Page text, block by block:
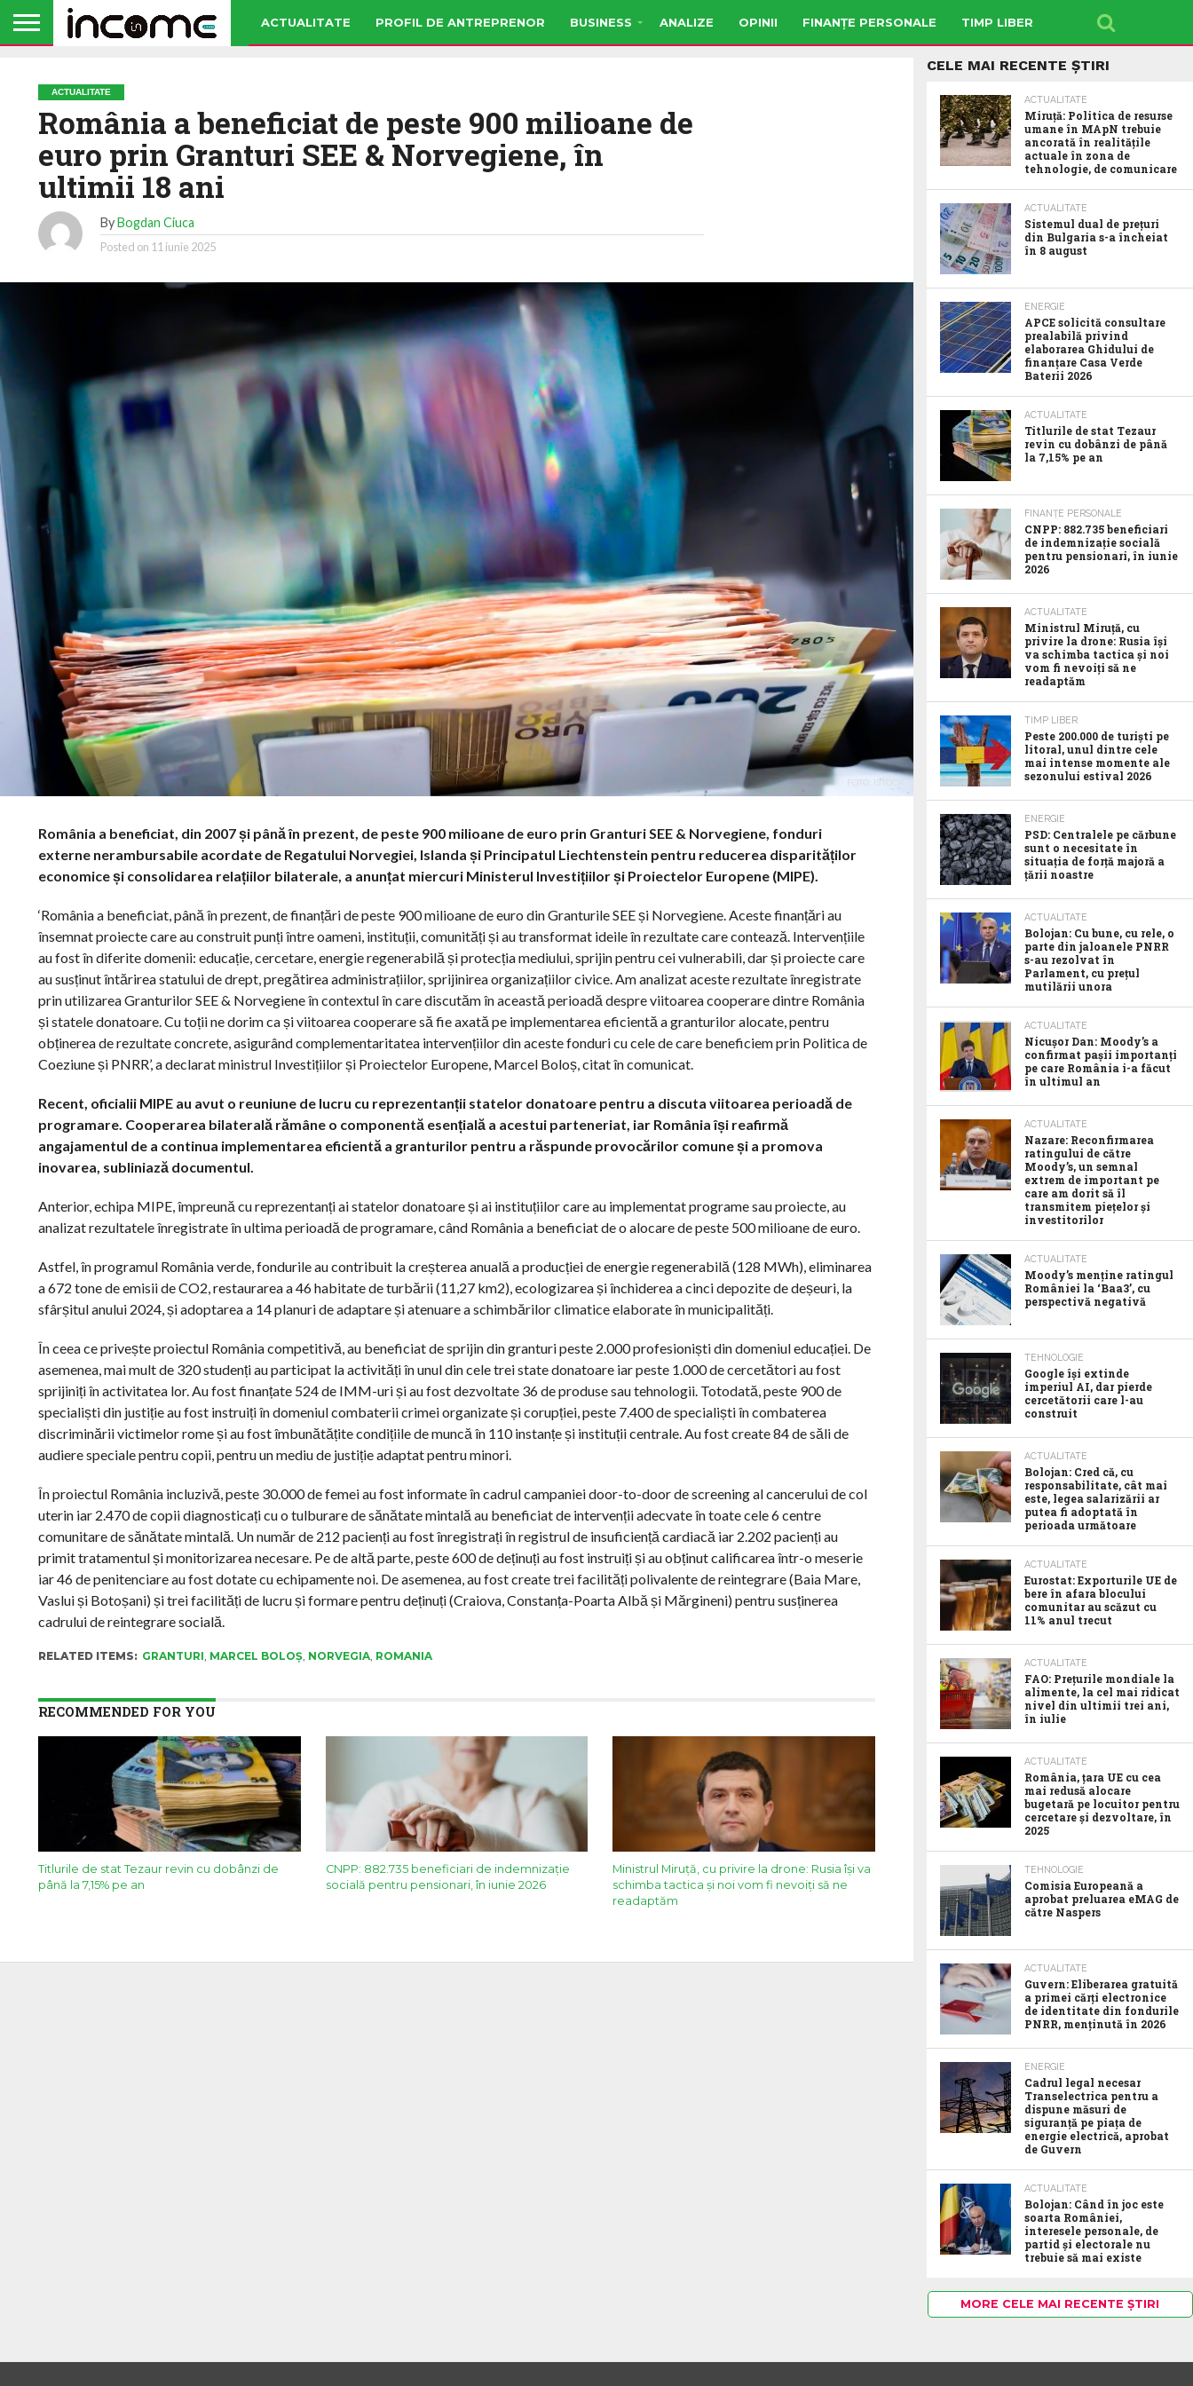
ACTUALITATE PROFIL DE ANTREPRENOR BUSINESS ANALIZE OPINII FINANȚE PERSONALE TIMP LIBER
ACTUALITATE
România a beneficiat de peste 900 milioane de
euro prin Granturi SEE & Norvegiene, în
ultimii 18 ani
ByBogdan Ciuca
Posted on 11 iunie 2025
FOTO: ISTOCK
România a beneficiat, din 2007 și până în prezent, de peste 900 milioane de euro prin Granturi SEE & Norvegiene, fonduri
externe nerambursabile acordate de Regatului Norvegiei, Islanda și Principatul Liechtenstein pentru reducerea disparităților
economice și consolidarea relațiilor bilaterale, a anunțat miercuri Ministerul Investițiilor și Proiectelor Europene (MIPE).
‘România a beneficiat, până în prezent, de finanțări de peste 900 milioane de euro din Granturile SEE și Norvegiene. Aceste finanțări au
însemnat proiecte care au construit punți între oameni, instituții, comunități și au transformat ideile în rezultate care contează. Intervențiile
au fost în diferite domenii: educație, cercetare, energie regenerabilă și protecția mediului, sprijin pentru cei vulnerabili, dar și proiecte care
au susținut întărirea statului de drept, pregătirea administrațiilor, sprijinirea organizațiilor civice. Am analizat aceste rezultate înregistrate
prin utilizarea Granturilor SEE & Norvegiene în contextul în care discutăm în această perioadă despre viitoarea cooperare dintre România
și statele donatoare. Cu toții ne dorim ca și viitoarea cooperare să fie axată pe implementarea eficientă a granturilor alocate, pentru
obținerea de rezultate concrete, asigurând complementaritatea intervențiilor din aceste fonduri cu cele de care beneficiem prin Politica de
Coeziune și PNRR’, a declarat ministrul Investițiilor și Proiectelor Europene, Marcel Boloș, citat în comunicat.
Recent, oficialii MIPE au avut o reuniune de lucru cu reprezentanții statelor donatoare pentru a discuta viitoarea perioadă de
programare. Cooperarea bilaterală rămâne o componentă esențială a acestui parteneriat, iar România își reafirmă
angajamentul de a continua implementarea eficientă a granturilor pentru a răspunde provocărilor comune și a promova
inovarea, subliniază documentul.
Anterior, echipa MIPE, împreună cu reprezentanți ai statelor donatoare și ai instituțiilor care au implementat programe sau proiecte, au
analizat rezultatele înregistrate în ultima perioadă de programare, când România a beneficiat de o alocare de peste 500 milioane de euro.
Astfel, în programul România verde, fondurile au contribuit la creșterea anuală a producției de energie regenerabilă (128 MWh), eliminarea
a 672 tone de emisii de CO2, restaurarea a 46 habitate de turbării (11,27 km2), ecologizarea și închiderea a cinci depozite de deșeuri, la
sfârșitul anului 2024, și adoptarea a 14 planuri de adaptare și atenuare a schimbărilor climatice elaborate în municipalități.
În ceea ce privește proiectul România competitivă, au beneficiat de sprijin din granturi peste 2.000 profesioniști din domeniul educației. De
asemenea, mai mult de 320 studenți au participat la activități în unul din cele trei state donatoare iar peste 1.000 de cercetători au fost
sprijiniți în activitatea lor. Au fost finanțate 524 de IMM-uri și au fost dezvoltate 36 de produse sau tehnologii. Totodată, peste 900 de
specialiști din justiție au fost instruiți în domeniul combaterii crimei organizate și corupției, peste 7.400 de specialiști în combaterea
discriminării victimelor rome și au fost îmbunătățite condițiile de muncă în 110 instanțe și instituții centrale. Au fost create 84 de săli de
audiere speciale pentru copii, pentru un mediu de justiție adaptat pentru minori.
În proiectul România incluzivă, peste 30.000 de femei au fost informate în cadrul campaniei door-to-door de screening al cancerului de col
uterin iar 2.470 de copii diagnosticați cu o tulburare de sănătate mintală au beneficiat de intervenții adecvate în toate cele 6 centre
comunitare de sănătate mintală. Un număr de 212 pacienți au fost înregistrați în registrul de insuficiență cardiacă iar 2.202 pacienți au
primit tratamentul și monitorizarea necesare. Pe de altă parte, peste 600 de deținuți au fost instruiți și au obținut calificarea într-o meserie
iar 46 de penitenciare au fost dotate cu echipamente noi. De asemenea, au fost create trei facilități polivalente de reintegrare (Baia Mare,
Vaslui și Botoșani) și trei facilități de lucru și formare pentru deținuți (Craiova, Constanța-Poarta Albă și Mărgineni) pentru susținerea
cadrului de reintegrare socială.
RELATED ITEMS: GRANTURI MARCEL BOLOȘ, NORVEGIA, ROMANIA
RECOMMENDED FOR YOU
Titlurile de stat Tezaur revin cu dobânzi de
până la 7,15% pe an
CNPP: 882.735 beneficiari de indemnizație
socială pentru pensionari, în iunie 2026
Ministrul Miruță, cu privire la drone: Rusia își va
schimba tactica și noi vom fi nevoiți să ne
readaptăm
CELE MAI RECENTE ȘTIRI
ACTUALITATE
Miruță: Politica de resurse
umane în MApN trebuie
ancorată în realitățile
actuale în zona de
tehnologie, de comunicare
ACTUALITATE
Sistemul dual de prețuri
din Bulgaria s-a încheiat
în 8 august
ENERGIE
APCE solicită consultare
prealabilă privind
elaborarea Ghidului de
finanțare Casa Verde
Baterii 2026
ACTUALITATE
Titlurile de stat Tezaur
revin cu dobânzi de până
la 7,15% pe an
FINANȚE PERSONALE
CNPP: 882.735 beneficiari
de indemnizație socială
pentru pensionari, în iunie
2026
ACTUALITATE
Ministrul Miruță, cu
privire la drone: Rusia își
va schimba tactica și noi
vom fi nevoiți să ne
readaptăm
TIMP LIBER
Peste 200.000 de turiști pe
litoral, unul dintre cele
mai intense momente ale
sezonului estival 2026
ENERGIE
PSD: Centralele pe cărbune
sunt o necesitate în
situația de forță majoră a
țării noastre
ACTUALITATE
Bolojan: Cu bune, cu rele, o
parte din jaloanele PNRR
s-au rezolvat în
Parlament, cu prețul
mutilării unora
ACTUALITATE
Nicușor Dan: Moody’s a
confirmat pașii importanți
pe care România i-a făcut
în ultimul an
ACTUALITATE
Nazare: Reconfirmarea
ratingului de către
Moody’s, un semnal
extrem de important pe
care am dorit să îl
transmitem piețelor și
investitorilor
ACTUALITATE
Moody’s menține ratingul
României la ‘Baa3’, cu
perspectivă negativă
TEHNOLOGIE
Google îşi extinde
imperiul AI, dar pierde
cercetătorii care l-au
construit
ACTUALITATE
Bolojan: Cred că, cu
responsabilitate, cât mai
este, legea salarizării ar
putea fi adoptată în
perioada următoare
ACTUALITATE
Eurostat: Exporturile UE de
bere în afara blocului
comunitar au scăzut cu
11% anul trecut
ACTUALITATE
FAO: Prețurile mondiale la
alimente, la cel mai ridicat
nivel din ultimii trei ani,
în iulie
ACTUALITATE
România, țara UE cu cea
mai redusă alocare
bugetară pe locuitor pentru
cercetare și dezvoltare, în
2025
TEHNOLOGIE
Comisia Europeană a
aprobat preluarea eMAG de
către Naspers
ACTUALITATE
Guvern: Eliberarea gratuită
a primei cărți electronice
de identitate din fondurile
PNRR, menținută în 2026
ENERGIE
Cadrul legal necesar
Transelectrica pentru a
dispune măsuri de
siguranță pe piața de
energie electrică, aprobat
de Guvern
ACTUALITATE
Bolojan: Când în joc este
soarta României,
interesele personale, de
partid și electorale nu
trebuie să mai existe
MORE CELE MAI RECENTE ȘTIRI